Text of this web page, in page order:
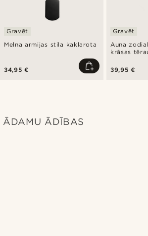
Melna armijas stila kaklarota
Gravēt
34,95 €
Auna
krāsas
Gravēt
39,95 €
ĀDAMU ĀDĪBAS